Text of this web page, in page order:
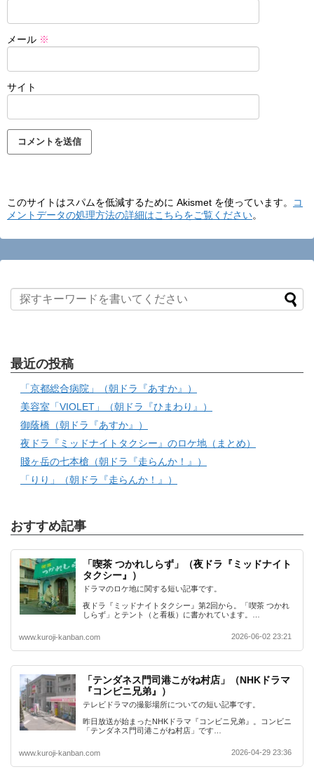
メール ※
サイト
このサイトはスパムを低減するために Akismet を使っています。
コ
メントデータの処理方法の詳細はこちらをご覧ください。
最近の投稿
「京都総合病院」（朝ドラ『あすか』）
美容室「VIOLET」（朝ドラ『ひまわり』）
御蔭橋（朝ドラ『あすか』）
夜ドラ『ミッドナイトタクシー』のロケ地（まとめ）
賤ヶ岳の七本槍（朝ドラ『走らんか！』）
「りり」（朝ドラ『走らんか！』）
おすすめ記事
「喫茶 つかれしらず」（夜ドラ『ミッドナイト
タクシー』）
ドラマのロケ地に関する短い記事です。
夜ドラ『ミッドナイトタクシー』第2回から。「喫茶 つかれ
しらず」とテント（と看板）に書かれています。…
www.kuroji-kanban.com 2026-06-02 23:21
「テンダネス門司港こがね村店」（NHKドラマ
『コンビニ兄弟』）
テレビドラマの撮影場所についての短い記事です。
昨日放送が始まったNHKドラマ『コンビニ兄弟』。コンビニ
「テンダネス門司港こがね村店」です…
www.kuroji-kanban.com 2026-04-29 23:36